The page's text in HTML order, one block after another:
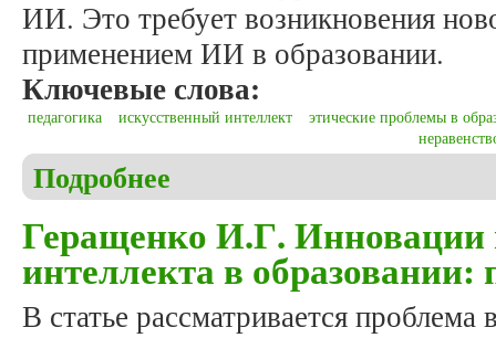
ИИ. Это требует возникновения
применением ИИ в образовании.
Ключевые слова:
педагогика искусственный интеллект
этические проблемы в
Подробнее
Геращенко И.Г. Инновации
интеллекта в
В статье рассматривается